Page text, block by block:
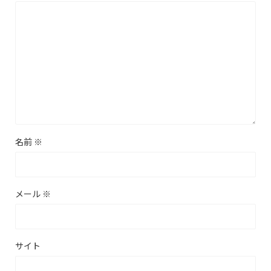
名前 ※
メール ※
サイト